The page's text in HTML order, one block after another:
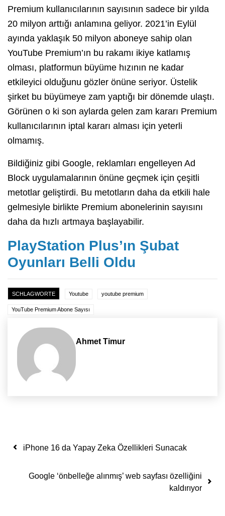
Premium kullanıcılarının sayısının sadece bir yılda
20 milyon arttığı anlamına geliyor. 2021’in Eylül
ayında yaklaşık 50 milyon aboneye sahip olan
YouTube Premium’ın bu rakamı ikiye katlamış
olması, platformun büyüme hızının ne kadar
etkileyici olduğunu gözler önüne seriyor. Üstelik
şirket bu büyümeye zam yaptığı bir dönemde ulaştı.
Görünen o ki son aylarda gelen zam kararı Premium
kullanıcılarının iptal kararı alması için yeterli
olmamış.
Bildiğiniz gibi Google, reklamları engelleyen Ad
Block uygulamalarının önüne geçmek için çeşitli
metotlar geliştirdi. Bu metotların daha da etkili hale
gelmesiyle birlikte Premium abonelerinin sayısını
daha da hızlı artmaya başlayabilir.
PlayStation Plus’ın Şubat
Oyunları Belli Oldu
SCHLAGWORTE Youtube youtube premium
YouTube Premium Abone Sayısı
Ahmet Timur
Yazı dolaşımı
iPhone 16 da Yapay Zeka Özellikleri Sunacak
Google ‘önbelleğe alınmış’ web sayfası özelliğini
kaldırıyor